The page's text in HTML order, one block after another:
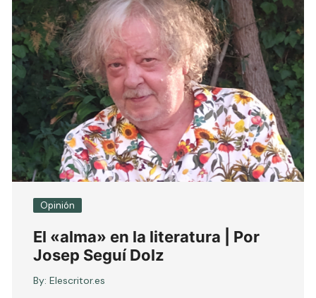
Opinión
El «alma» en la literatura | Por
Josep Seguí Dolz
By: Elescritor.es